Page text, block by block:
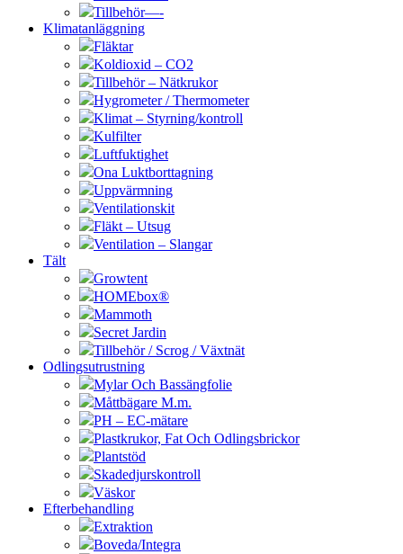
Tillbehör—-
Klimatanläggning
Fläktar
Koldioxid – CO2
Tillbehör – Nätkrukor
Hygrometer / Thermometer
Klimat – Styrning/kontroll
Kulfilter
Luftfuktighet
Ona Luktborttagning
Uppvärmning
Ventilationskit
Fläkt – Utsug
Ventilation – Slangar
Tält
Growtent
HOMEbox®
Mammoth
Secret Jardin
Tillbehör / Scrog / Växtnät
Odlingsutrustning
Mylar Och Bassängfolie
Måttbägare M.m.
PH – EC-mätare
Plastkrukor, Fat Och Odlingsbrickor
Plantstöd
Skadedjurskontroll
Väskor
Efterbehandling
Extraktion
Boveda/Integra